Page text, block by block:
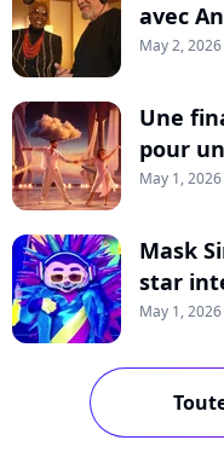
avec
May 2, 2026
Une
pour
May 1, 2026
Mask
star
May 1, 2026